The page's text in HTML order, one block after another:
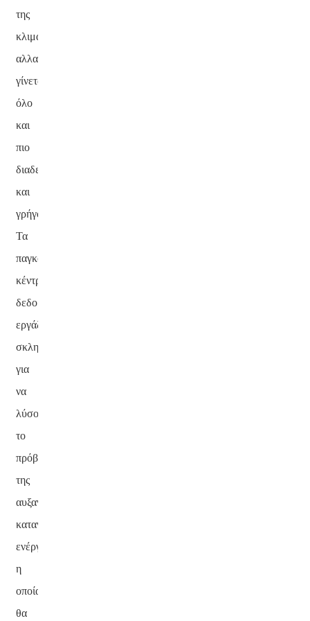
της
κλιματικής
αλλαγής
γίνεται
όλο
και
πιο
διαδεδομένος
και
γρήγορος.
Τα
παγκόσμια
κέντρα
δεδομένων
εργάζονται
σκληρά
για
να
λύσουν
το
πρόβλημα
της
αυξανόμενης
κατανάλωσης
ενέργειας,
η
οποία
θα